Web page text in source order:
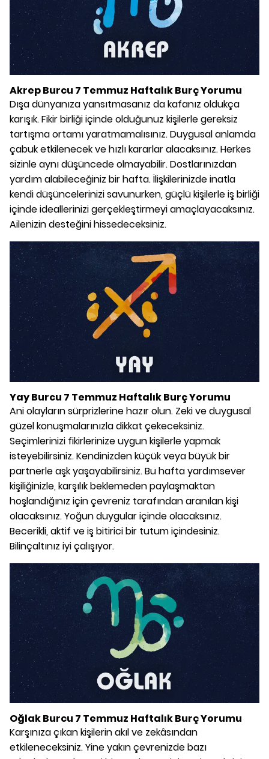
Akrep Burcu 7 Temmuz Haftalık Burç Yorumu
Dışa dünyanıza yansıtmasanız da kafanız oldukça
karışık. Fikir birliği içinde olduğunuz kişilerle gereksiz
tartışma ortamı yaratmamalısınız. Duygusal anlamda
çabuk etkilenecek ve hızlı kararlar alacaksınız. Herkes
sizinle aynı düşüncede olmayabilir. Dostlarınızdan
yardım alabileceğiniz bir hafta. İlişkilerinizde inatla
kendi düşüncelerinizi savunurken, güçlü kişilerle iş birliği
içinde ideallerinizi gerçekleştirmeyi amaçlayacaksınız.
Ailenizin desteğini hissedeceksiniz.
Yay Burcu 7 Temmuz Haftalık Burç Yorumu
Ani olayların sürprizlerine hazır olun. Zeki ve duygusal
güzel konuşmalarınızla dikkat çekeceksiniz.
Seçimlerinizi fikirlerinize uygun kişilerle yapmak
isteyebilirsiniz. Kendinizden küçük veya büyük bir
partnerle aşk yaşayabilirsiniz. Bu hafta yardımsever
kişiliğinizle, karşılık beklemeden paylaşmaktan
hoşlandığınız için çevreniz tarafından aranılan kişi
olacaksınız. Yoğun duygular içinde olacaksınız.
Becerikli, aktif ve iş bitirici bir tutum içindesiniz.
Bilinçaltınız iyi çalışıyor.
Oğlak Burcu 7 Temmuz Haftalık Burç Yorumu
Karşınıza çıkan kişilerin akıl ve zekâsından
etkileneceksiniz. Yine yakın çevrenizde bazı